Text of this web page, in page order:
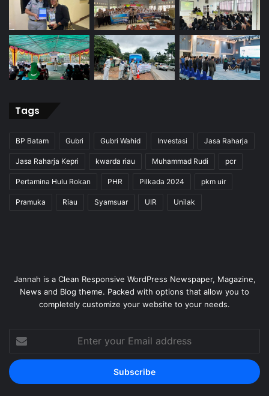
Tags
BP Batam Gubri Gubri Wahid Investasi Jasa Raharja
Jasa Raharja Kepri kwarda riau Muhammad Rudi pcr
Pertamina Hulu Rokan PHR Pilkada 2024 pkm uir
Pramuka Riau Syamsuar UIR Unilak
Jannah is a Clean Responsive WordPress Newspaper, Magazine,
News and Blog theme. Packed with options that allow you to
completely customize your website to your needs.
your
Email
address